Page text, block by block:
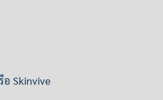
อ Skinvive